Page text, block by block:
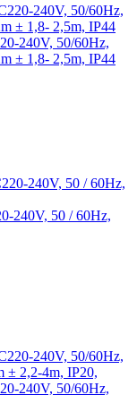
240V, 50/60Hz,
± 1,8- 2,5m, IP44
240V, 50 / 60Hz,
240V, 50/60Hz,